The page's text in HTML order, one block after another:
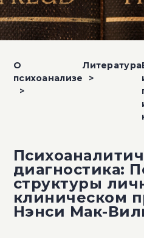
О
психоанализе
Литература
диагностика:
структуры
клиническом
Нэнси Мак-